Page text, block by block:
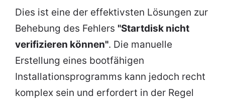
Dies ist eine der effektivsten Lösungen zur
Behebung des Fehlers "Startdisk nicht
verifizieren können". Die manuelle
Erstellung eines bootfähigen
Installationsprogramms kann jedoch recht
komplex sein und erfordert in der Regel